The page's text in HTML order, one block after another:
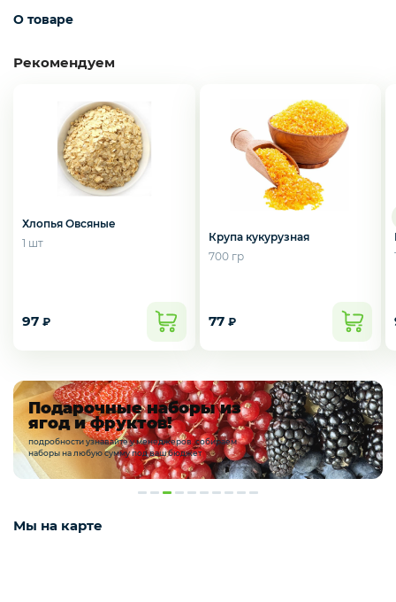
Замороженное пюре из ягод и фруктов
Курица, филе грудки, окорока
Рыба, Морепродукты
Молоко, молочные продукты
Орехи и сухофрукты
О товаре
Рекомендуем
Хлопья Овсяные
1 шт
97 ₽
Крупа кукурузная
700 гр
77 ₽
Подарочные наборы из
ягод и фруктов!
подробности узнавайте у менеджеров. собираем
наборы на любую сумму под ваш бюджет
Мы на карте